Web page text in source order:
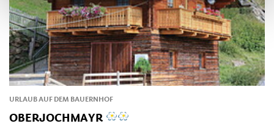
URLAUB AUF DEM BAUERNHOF
OBERJOCHMAYR